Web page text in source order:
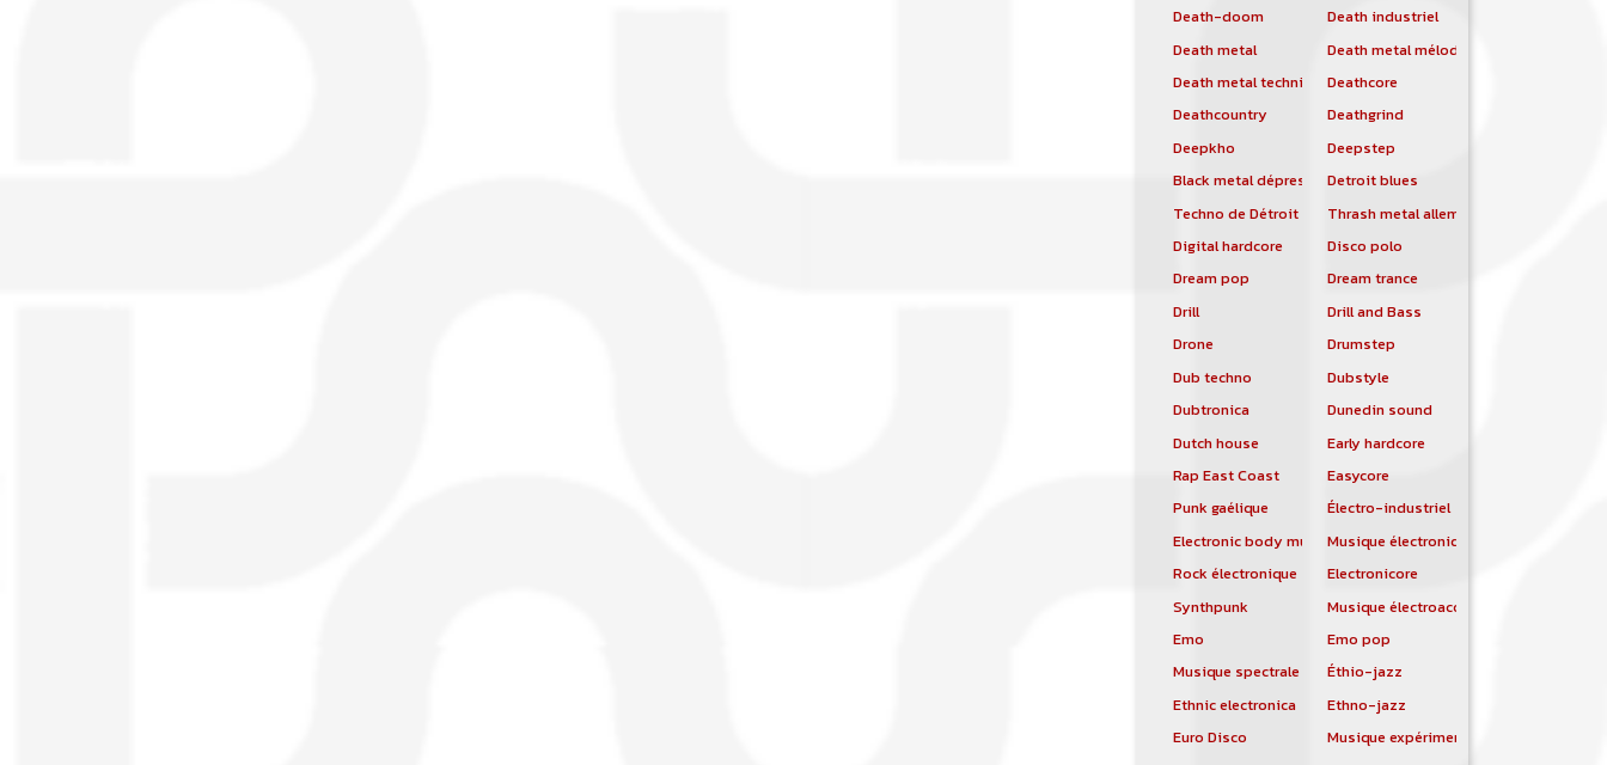
Death-doom
Death industriel
Death metal
Death metal mélodique
Death metal techniqueDeathcore
Deathcountry
Deathgrind
Deepkho
Deepstep
Black metal dépressif Detroit blues
Techno de Détroit
Thrash metal allemand
Digital hardcore
Disco polo
Dream pop
Dream trance
Drill
Drill and Bass
Drone
Drumstep
Dub techno
Dubstyle
Dubtronica
Dunedin sound
Dutch house
Early hardcore
Rap East Coast
Easycore
Punk gaélique
Électro-industriel
Electronic body musicMusique électronique
Rock électronique
Electronicore
Synthpunk
Musique électroacoustique
Emo
Emo pop
Musique spectrale
Éthio-jazz
Ethnic electronica
Ethno-jazz
Euro Disco
Musique expérimentale